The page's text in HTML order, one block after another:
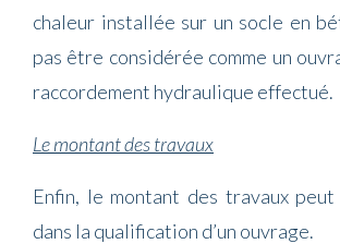
chaleur installée sur un socle en
pas être considérée comme un
raccordement hydraulique effectué.
Le montant des travaux
Enfin, le montant des travaux
dans la qualification d’un ouvrage.